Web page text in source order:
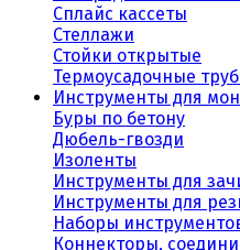
Сплайс кассеты
Стеллажи
Стойки открытые
Термоусадочные
Инструменты для
Буры по бетону
Дюбель-гвозди
Изоленты
Инструменты для
Инструменты для
Наборы
Коннекторы,